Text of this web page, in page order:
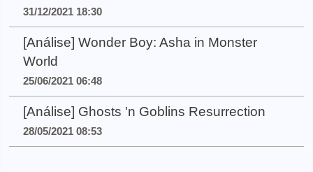
31/12/2021 18:30
[Análise] Wonder Boy: Asha in Monster
World
25/06/2021 06:48
[Análise] Ghosts 'n Goblins Resurrection
28/05/2021 08:53